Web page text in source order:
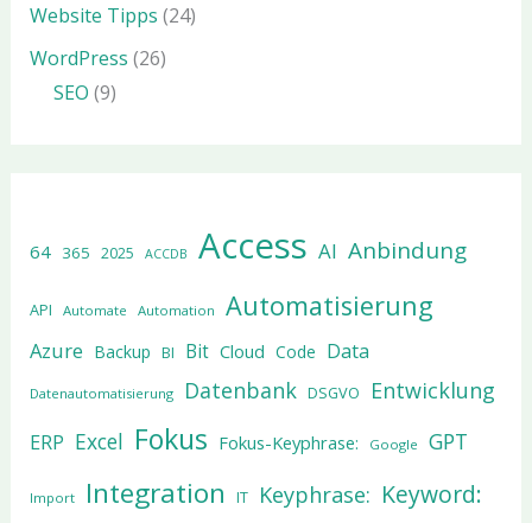
Website Tipps (24)
WordPress (26)
SEO (9)
64 365 2025 ACCDB Access AI Anbindung
API Automate Automation Automatisierung
Azure Backup BI Bit Cloud Code Data
Datenautomatisierung Datenbank DSGVO Entwicklung
ERP Excel Fokus Fokus-Keyphrase: Google GPT
Import Integration IT Keyphrase: Keyword: